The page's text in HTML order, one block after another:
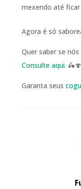
mexendo até
Agora é só
Quer saber se
Consulte aqui. 🛵🍄
Garanta seus